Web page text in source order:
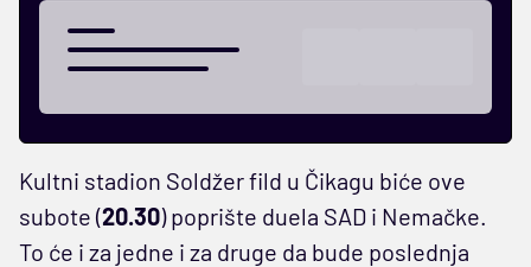
Kultni stadion Soldžer fild u Čikagu biće ove
subote (20.30) poprište duela SAD i Nemačke.
To će i za jedne i za druge da bude poslednja